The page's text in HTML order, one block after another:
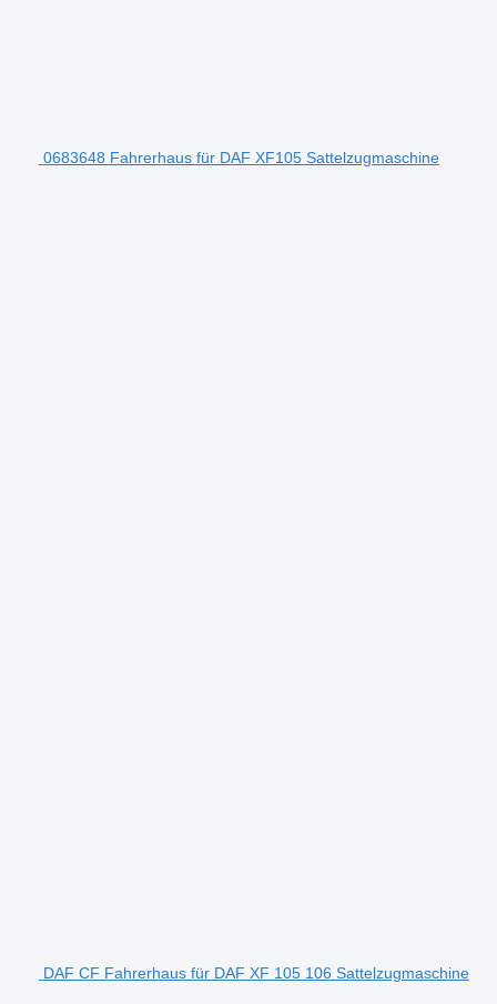
0683648 Fahrerhaus für DAF XF105 Sattelzugmaschine
DAF CF Fahrerhaus für DAF XF 105 106 Sattelzugmaschine